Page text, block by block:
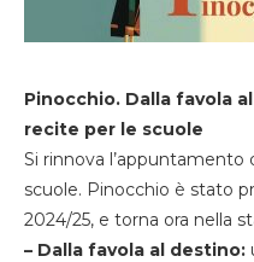
Pinocchio. Dalla favola
recite per le scuole
Si rinnova
scuole. Pinocchio è stato
2024/25, e torna ora nella
– Dalla favola al destino: